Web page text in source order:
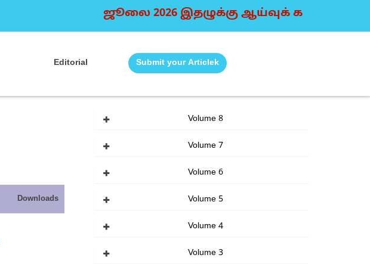
ஜூலை 2026 இதழுக்கு ஆய்வுக் கட்டுரைகள்
Editorial Submit your Articlek
Downloads
Volume 8
Volume 7
Volume 6
Volume 5
Volume 4
Volume 3